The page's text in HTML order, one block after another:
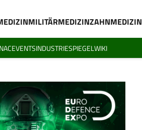
MILITÄRMEDIZINZAHNMEDIZIN
EVENTSINDUSTRIESPIEGELWIKI